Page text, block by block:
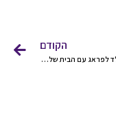
הקודם
טיול חג המולד לפראג עם הבית של רונית